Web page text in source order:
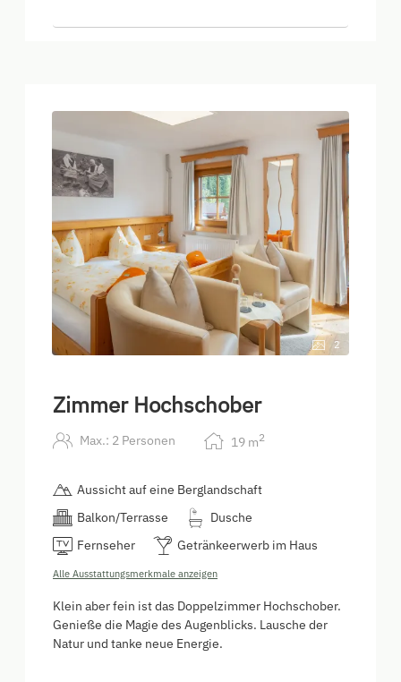
2
Zimmer Hochschober
Max.: 2 Personen 19 m2
Aussicht auf eine Berglandschaft
Balkon/Terrasse
Dusche
Fernseher
Getränkeerwerb im Haus
Alle Ausstattungsmerkmale anzeigen
Klein aber fein ist das Doppelzimmer Hochschober.
Genieße die Magie des Augenblicks. Lausche der
Natur und tanke neue Energie.